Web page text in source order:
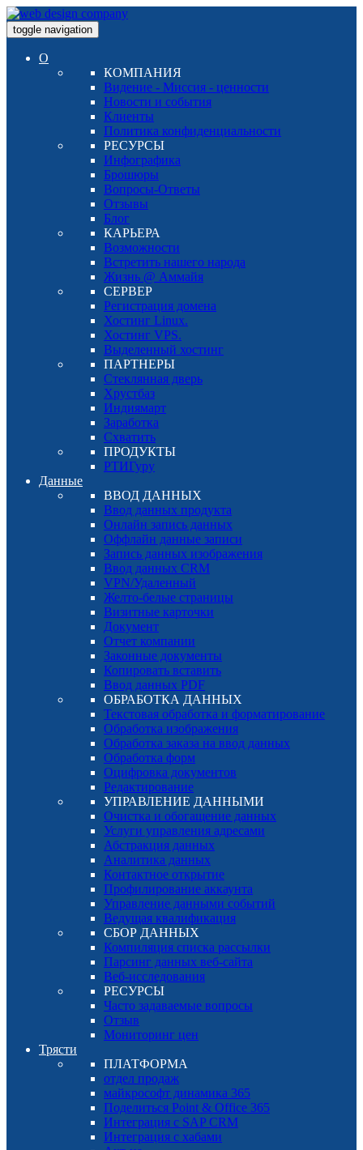
toggle navigation
О
КОМПАНИЯ
Видение - Миссия - ценности
Новости и события
Клиенты
Политика конфиденциальности
РЕСУРСЫ
Инфографика
Брошюры
Вопросы-Ответы
Отзывы
Блог
КАРЬЕРА
Возможности
Встретить нашего народа
Жизнь @ Аммайя
СЕРВЕР
Регистрация домена
Хостинг Linux.
Хостинг VPS.
Выделенный хостинг
ПАРТНЕРЫ
Стеклянная дверь
Хрустбаз
Индиямарт
Заработка
Схватить
ПРОДУКТЫ
РТИГуру
Данные
ВВОД ДАННЫХ
Ввод данных продукта
Онлайн запись данных
Оффлайн данные записи
Запись данных изображения
Ввод данных CRM
VPN/Удаленный
Желто-белые страницы
Визитные карточки
Документ
Отчет компании
Законные документы
Копировать вставить
Ввод данных PDF
ОБРАБОТКА ДАННЫХ
Текстовая обработка и форматирование
Обработка изображения
Обработка заказа на ввод данных
Обработка форм
Оцифровка документов
Редактирование
УПРАВЛЕНИЕ ДАННЫМИ
Очистка и обогащение данных
Услуги управления адресами
Абстракция данных
Аналитика данных
Контактное открытие
Профилирование аккаунта
Управление данными событий
Ведущая квалификация
СБОР ДАННЫХ
Компиляция списка рассылки
Парсинг данных веб-сайта
Веб-исследования
РЕСУРСЫ
Часто задаваемые вопросы
Отзыв
Мониторинг цен
Трясти
ПЛАТФОРМА
отдел продаж
майкрософт динамика 365
Поделиться Point & Office 365
Интеграция с SAP CRM
Интеграция с хабами